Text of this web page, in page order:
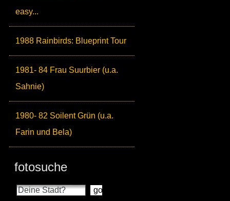
easy...
1988 Rainbirds: Blueprint Tour
1981- 84 Frau Suurbier (u.a.
Sahnie)
1980- 82 Soilent Grün (u.a.
Farin und Bela)
fotosuche